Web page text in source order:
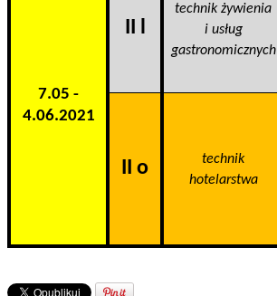
7.05 -
4.06.2021
II l
technik żywienia
i usług
gastronomicznych
II o
technik
hotelarstwa